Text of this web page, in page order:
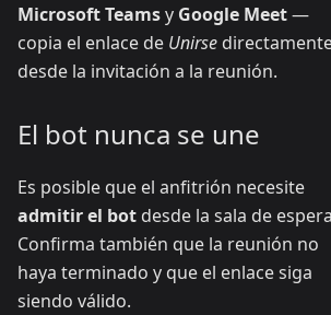
Microsoft Teamsy Google Meet—
copia el enlace de Unirse
desde la invitación a la reunión.
El bot nunca se une
Es posible que el anfitrión necesite
admitir el bot desde la sala de
Confirma también que la reunión no
haya terminado y que el enlace siga
siendo válido.